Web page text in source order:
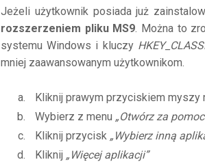
Jeżeli użytkownik posiada już
rozszerzeniem pliku MS9. Można to
systemu Windows i kluczy
mniej zaawansowanym użytkownikom.
Kliknij prawym przyciskiem myszy
Wybierz z menu „Otwórz za
Kliknij przycisk „Wybierz inną
Kliknij „Więcej aplikacji”